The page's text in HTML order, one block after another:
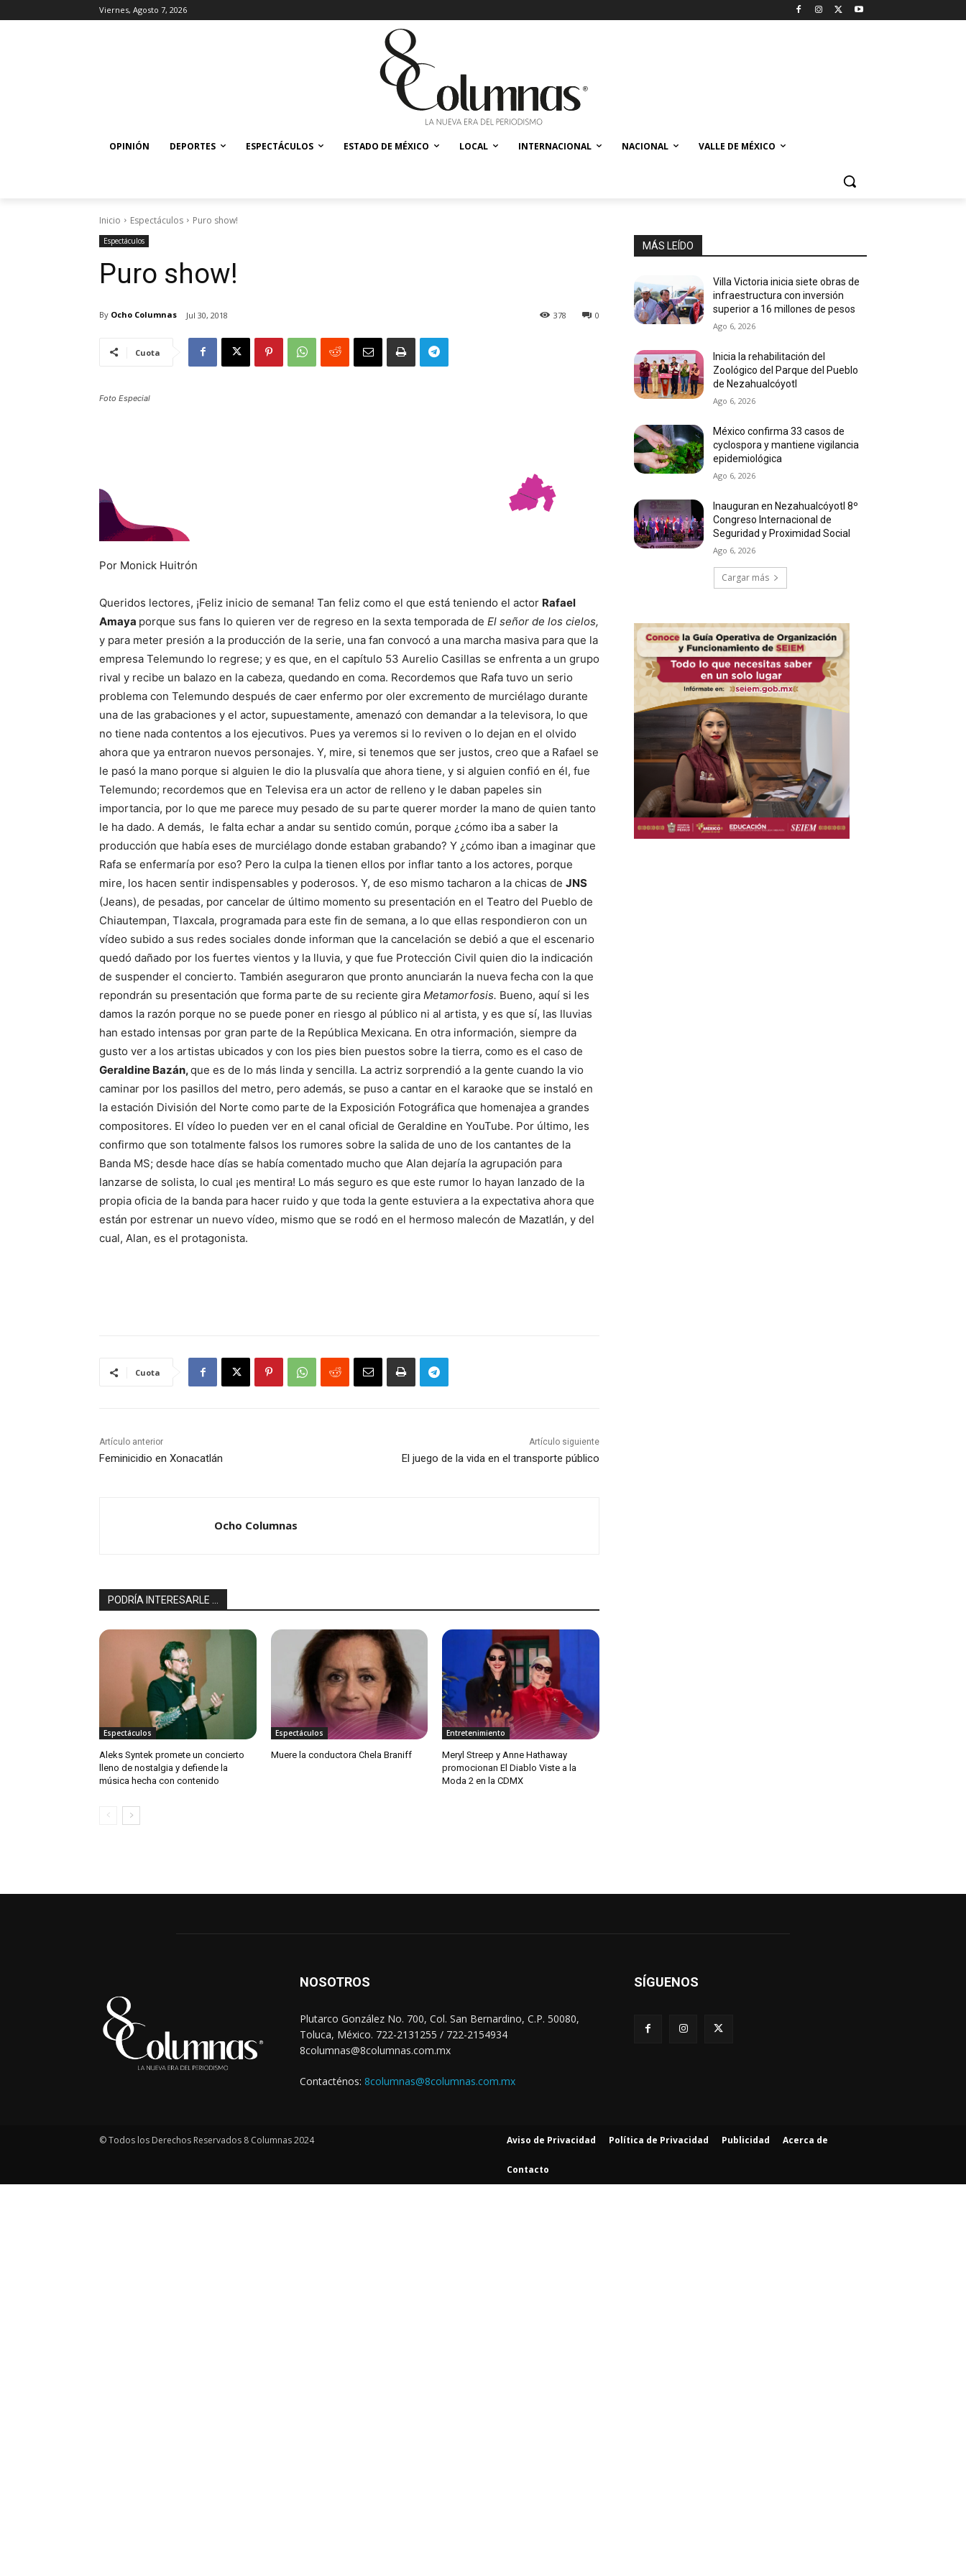
Viernes, Agosto 7, 2026
OPINIÓN DEPORTES ESPECTÁCULOS ESTADO DE MÉXICO LOCAL INTERNACIONAL NACIONAL VALLE DE MÉXICO
Inicio Espectáculos Puro show!
Espectáculos
Puro show!
By Ocho Columnas Jul 30, 2018 0
378
Cuota
Foto Especial
Por Monick Huitrón
Queridos lectores, ¡Feliz inicio de semana! Tan feliz como el que está teniendo el actor Rafael
Amaya porque sus fans lo quieren ver de regreso en la sexta temporada de El señor de los cielos,
y para meter presión a la producción de la serie, una fan convocó a una marcha masiva para que la
empresa Telemundo lo regrese; y es que, en el capítulo 53 Aurelio Casillas se enfrenta a un grupo
rival y recibe un balazo en la cabeza, quedando en coma. Recordemos que Rafa tuvo un serio
problema con Telemundo después de caer enfermo por oler excremento de murciélago durante
una de las grabaciones y el actor, supuestamente, amenazó con demandar a la televisora, lo que
no tiene nada contentos a los ejecutivos. Pues ya veremos si lo reviven o lo dejan en el olvido
ahora que ya entraron nuevos personajes. Y, mire, si tenemos que ser justos, creo que a Rafael se
le pasó la mano porque si alguien le dio la plusvalía que ahora tiene, y si alguien confió en él, fue
Telemundo; recordemos que en Televisa era un actor de relleno y le daban papeles sin
importancia, por lo que me parece muy pesado de su parte querer morder la mano de quien tanto
le ha dado. A demás, le falta echar a andar su sentido común, porque ¿cómo iba a saber la
producción que había eses de murciélago donde estaban grabando? Y ¿cómo iban a imaginar que
Rafa se enfermaría por eso? Pero la culpa la tienen ellos por inflar tanto a los actores, porque
mire, los hacen sentir indispensables y poderosos. Y, de eso mismo tacharon a la chicas de JNS
(Jeans), de pesadas, por cancelar de último momento su presentación en el Teatro del Pueblo de
Chiautempan, Tlaxcala, programada para este fin de semana, a lo que ellas respondieron con un
vídeo subido a sus redes sociales donde informan que la cancelación se debió a que el escenario
quedó dañado por los fuertes vientos y la lluvia, y que fue Protección Civil quien dio la indicación
de suspender el concierto. También aseguraron que pronto anunciarán la nueva fecha con la que
repondrán su presentación que forma parte de su reciente gira Metamorfosis. Bueno, aquí si les
damos la razón porque no se puede poner en riesgo al público ni al artista, y es que sí, las lluvias
han estado intensas por gran parte de la República Mexicana. En otra información, siempre da
gusto ver a los artistas ubicados y con los pies bien puestos sobre la tierra, como es el caso de
Geraldine Bazán,que es de lo más linda y sencilla. La actriz sorprendió a la gente cuando la vio
caminar por los pasillos del metro, pero además, se puso a cantar en el karaoke que se instaló en
la estación División del Norte como parte de la Exposición Fotográfica que homenajea a grandes
compositores. El vídeo lo pueden ver en el canal oficial de Geraldine en YouTube. Por último, les
confirmo que son totalmente falsos los rumores sobre la salida de uno de los cantantes de la
Banda MS; desde hace días se había comentado mucho que Alan dejaría la agrupación para
lanzarse de solista, lo cual ¡es mentira! Lo más seguro es que este rumor lo hayan lanzado de la
propia oficia de la banda para hacer ruido y que toda la gente estuviera a la expectativa ahora que
están por estrenar un nuevo vídeo, mismo que se rodó en el hermoso malecón de Mazatlán, y del
cual, Alan, es el protagonista.
Cuota
Artículo anterior
Feminicidio en Xonacatlán
Artículo siguiente
El juego de la vida en el transporte público
Ocho Columnas
PODRÍA INTERESARLE ...
Espectáculos
Aleks Syntek promete un concierto
lleno de nostalgia y defiende la
música hecha con contenido
Espectáculos
Muere la conductora Chela Braniff
Entretenimiento
Meryl Streep y Anne Hathaway
promocionan El Diablo Viste a la
Moda 2 en la CDMX
MÁS LEÍDO
Villa Victoria inicia siete obras de
infraestructura con inversión
superior a 16 millones de pesos
Ago 6, 2026
Inicia la rehabilitación del
Zoológico del Parque del Pueblo
de Nezahualcóyotl
Ago 6, 2026
México confirma 33 casos de
cyclospora y mantiene vigilancia
epidemiológica
Ago 6, 2026
Inauguran en Nezahualcóyotl 8º
Congreso Internacional de
Seguridad y Proximidad Social
Ago 6, 2026
Cargar más
NOSOTROS
Plutarco González No. 700, Col. San Bernardino, C.P. 50080,
Toluca, México. 722-2131255 / 722-2154934
8columnas@8columnas.com.mx
Contacténos: 8columnas@8columnas.com.mx
SÍGUENOS
© Todos los Derechos Reservados 8 Columnas 2024 Aviso de Privacidad Política de Privacidad Publicidad Acerca de
Contacto